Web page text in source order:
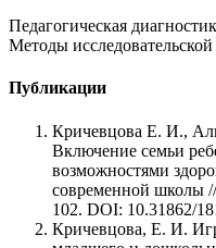
Педагогическая
Методы
Публикации
Кричевцова Е. И.,
Включение семьи
возможностями
современной школы
102. DOI: 10.31862/
Кричевцова, Е. И.